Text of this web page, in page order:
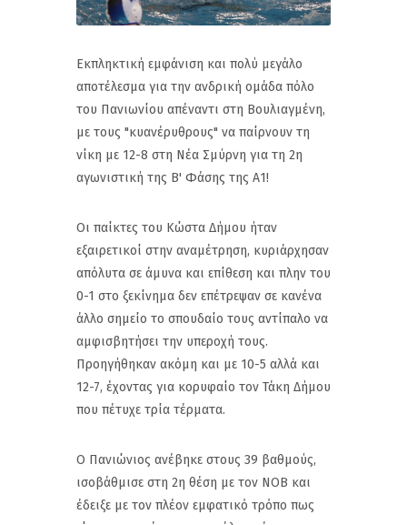
Εκπληκτική εμφάνιση και πολύ μεγάλο
αποτέλεσμα για την ανδρική ομάδα πόλο
του Πανιωνίου απέναντι στη Βουλιαγμένη,
με τους "κυανέρυθρους" να παίρνουν τη
νίκη με 12-8 στη Νέα Σμύρνη για τη 2η
αγωνιστική της Β' Φάσης της Α1!
Οι παίκτες του Κώστα Δήμου ήταν
εξαιρετικοί στην αναμέτρηση, κυριάρχησαν
απόλυτα σε άμυνα και επίθεση και πλην του
0-1 στο ξεκίνημα δεν επέτρεψαν σε κανένα
άλλο σημείο το σπουδαίο τους αντίπαλο να
αμφισβητήσει την υπεροχή τους.
Προηγήθηκαν ακόμη και με 10-5 αλλά και
12-7, έχοντας για κορυφαίο τον Τάκη Δήμου
που πέτυχε τρία τέρματα.
Ο Πανιώνιος ανέβηκε στους 39 βαθμούς,
ισοβάθμισε στη 2η θέση με τον ΝΟΒ και
έδειξε με τον πλέον εμφατικό τρόπο πως